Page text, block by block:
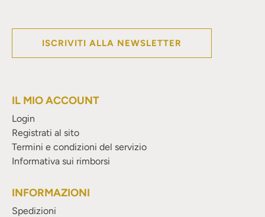
ISCRIVITI ALLA NEWSLETTER
IL MIO ACCOUNT
Login
Registrati al sito
Termini e condizioni del servizio
Informativa sui rimborsi
INFORMAZIONI
Spedizioni